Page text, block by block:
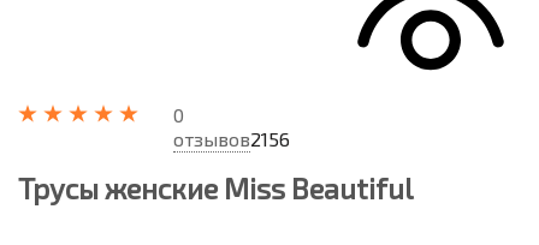
0
отзывов2156
Трусы женские Miss Beautiful